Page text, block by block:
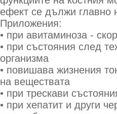
ефект се дължи главно
Приложения:
• при авитаминоза -
• при състояния след
организма
• повишава жизнения
на веществата
• при трескави
• при хепатит и други